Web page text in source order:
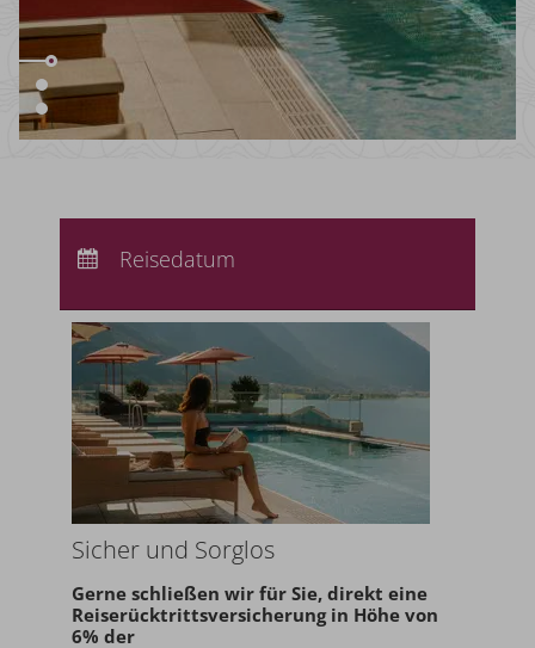
Abreise:keine Auswahl
Reisedatum
Sicher und Sorglos
Gerne schließen wir für Sie, direkt eine
Reiserücktrittsversicherung in Höhe von
6% der